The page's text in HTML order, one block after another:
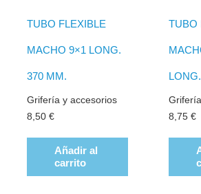
TUBO FLEXIBLE
MACHO 9×1 LONG.
370 MM.
Grifería y accesorios
8,50€
Añadir al
carrito
TUBO
8,75 €